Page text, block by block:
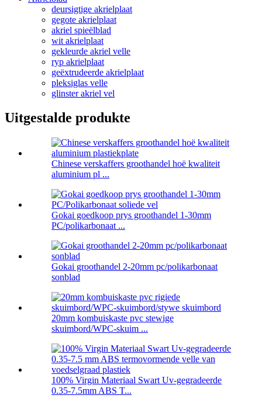
deursigtige akrielplaat
gegote akrielplaat
akriel spieëlblad
wit akrielplaat
gekleurde akriel velle
ryp akrielplaat
geëxtrudeerde akrielplaat
pleksiglas velle
glinster akriel vel
Uitgestalde produkte
Chinese verskaffers groothandel hoë kwaliteit
aluminium pl ...
Gokai goedkoop prys groothandel 1-30mm
PC/polikarbonaat ...
Gokai groothandel 2-20mm pc/polikarbonaat
sonblad
20mm kombuiskaste pvc stewige
skuimbord/WPC-skuim ...
100% Virgin Materiaal Swart Uv-gegradeerde
0.35-7.5mm ABS T...